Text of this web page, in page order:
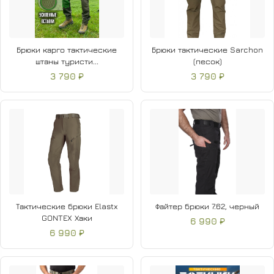
Брюки карго тактические
штаны туристи...
3 790 ₽
Брюки тактические Sarchon
(песок)
3 790 ₽
Тактические брюки Elastx
GONTEX Хаки
6 990 ₽
Файтер брюки 7.62, черный
6 990 ₽